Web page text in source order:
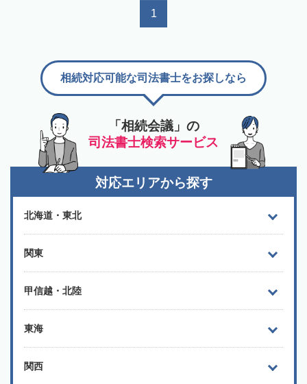
1
「相続会議」の
司法書士検索サービス
相続対応可能な司法書士をお探しなら
対応エリアから探す
北海道・東北
関東
甲信越・北陸
東海
関西